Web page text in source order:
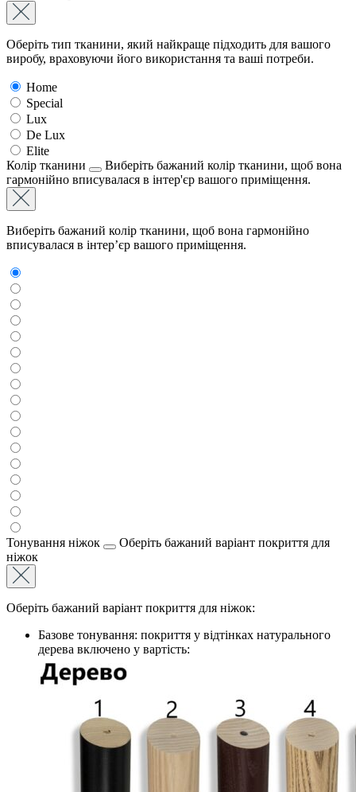
Оберіть тип тканини, який найкраще підходить для вашого
виробу, враховуючи його використання та ваші потреби.
Home
Special
Lux
De Lux
Elite
Колір тканини
Виберіть бажаний колір тканини, щоб вона
гармонійно вписувалася в інтер'єр вашого приміщення.
Виберіть бажаний колір тканини, щоб вона гармонійно
вписувалася в інтер’єр вашого приміщення.
Тонування ніжок
Оберіть бажаний варіант покриття для
ніжок
Оберіть бажаний варіант покриття для ніжок:
Базове тонування: покриття у відтінках натурального
дерева включено у вартість: